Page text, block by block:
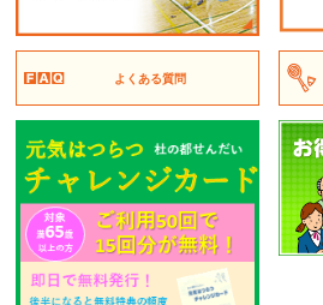
よくある質問